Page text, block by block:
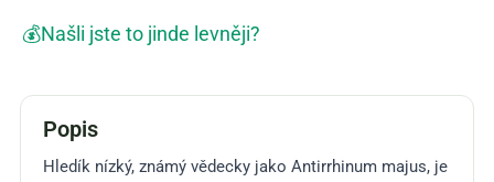
💰Našli jste to jinde levněji?
Popis
Hledík nízký, známý vědecky jako Antirrhinum majus, je